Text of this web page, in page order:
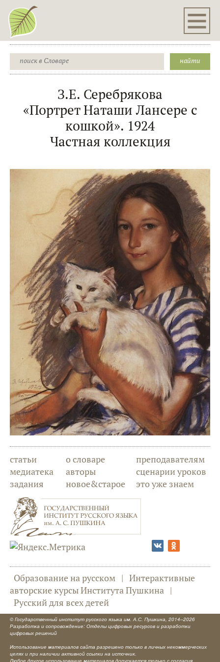
З.Е. Серебрякова
«Портрет Наташи Лансере с
кошкой». 1924
Частная коллекция
статьи
медиатека
задания
о словаре
авторы
новое&старое
преподавателям
сценарии уроков
это уже знаем
Образование на русском | Интерактивные
авторские курсы Института Пушкина |
Русский для всех детей
© Государственный институт русского языка им. А.С. Пушкина, 2014–2026
Разработка и сопровождение: Отделы цифровых ресурсов и разработки
цифровых решений
Использование материалов сайта разрешено только в личных некоммерческих
целях и при наличии активной ссылки на источник.
Любое другое использование материалов допускается только с согласия